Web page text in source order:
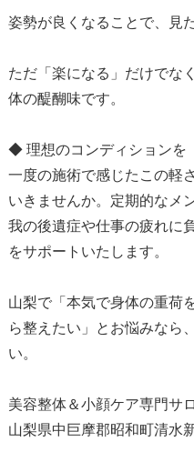
姿勢が良くなることで、見
ただ「楽になる」だけでな
体の醍醐味です。
◆ 理想のコンディションを
一度の施術で感じたこの軽
いきませんか。定期的なメ
我の後遺症や仕事の疲れに
をサポートいたします。
山梨で「本気で身体の重荷
ら整えたい」とお悩みなら
い。
美容整体＆小顔ケア専門サ
山梨県中巨摩郡昭和町清